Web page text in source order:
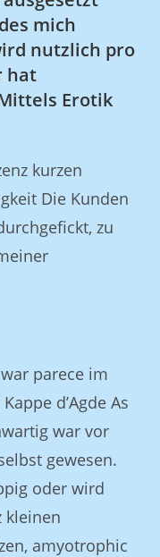
mich
nutzlich pro
hat
Erotik
kurzen
Die Kunden
zu
parece im
d’Agde As
war vor
gewesen.
oder wird
kleinen
amyotrophic